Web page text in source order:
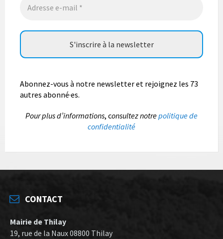
Abonnez-vous à notre newsletter et rejoignez les 73
autres abonné·es.
Pour plus d’informations, consultez notrepolitique de
confidentialité
CONTACT
Mairie de Thilay
19, rue de la Naux 08800 Thilay